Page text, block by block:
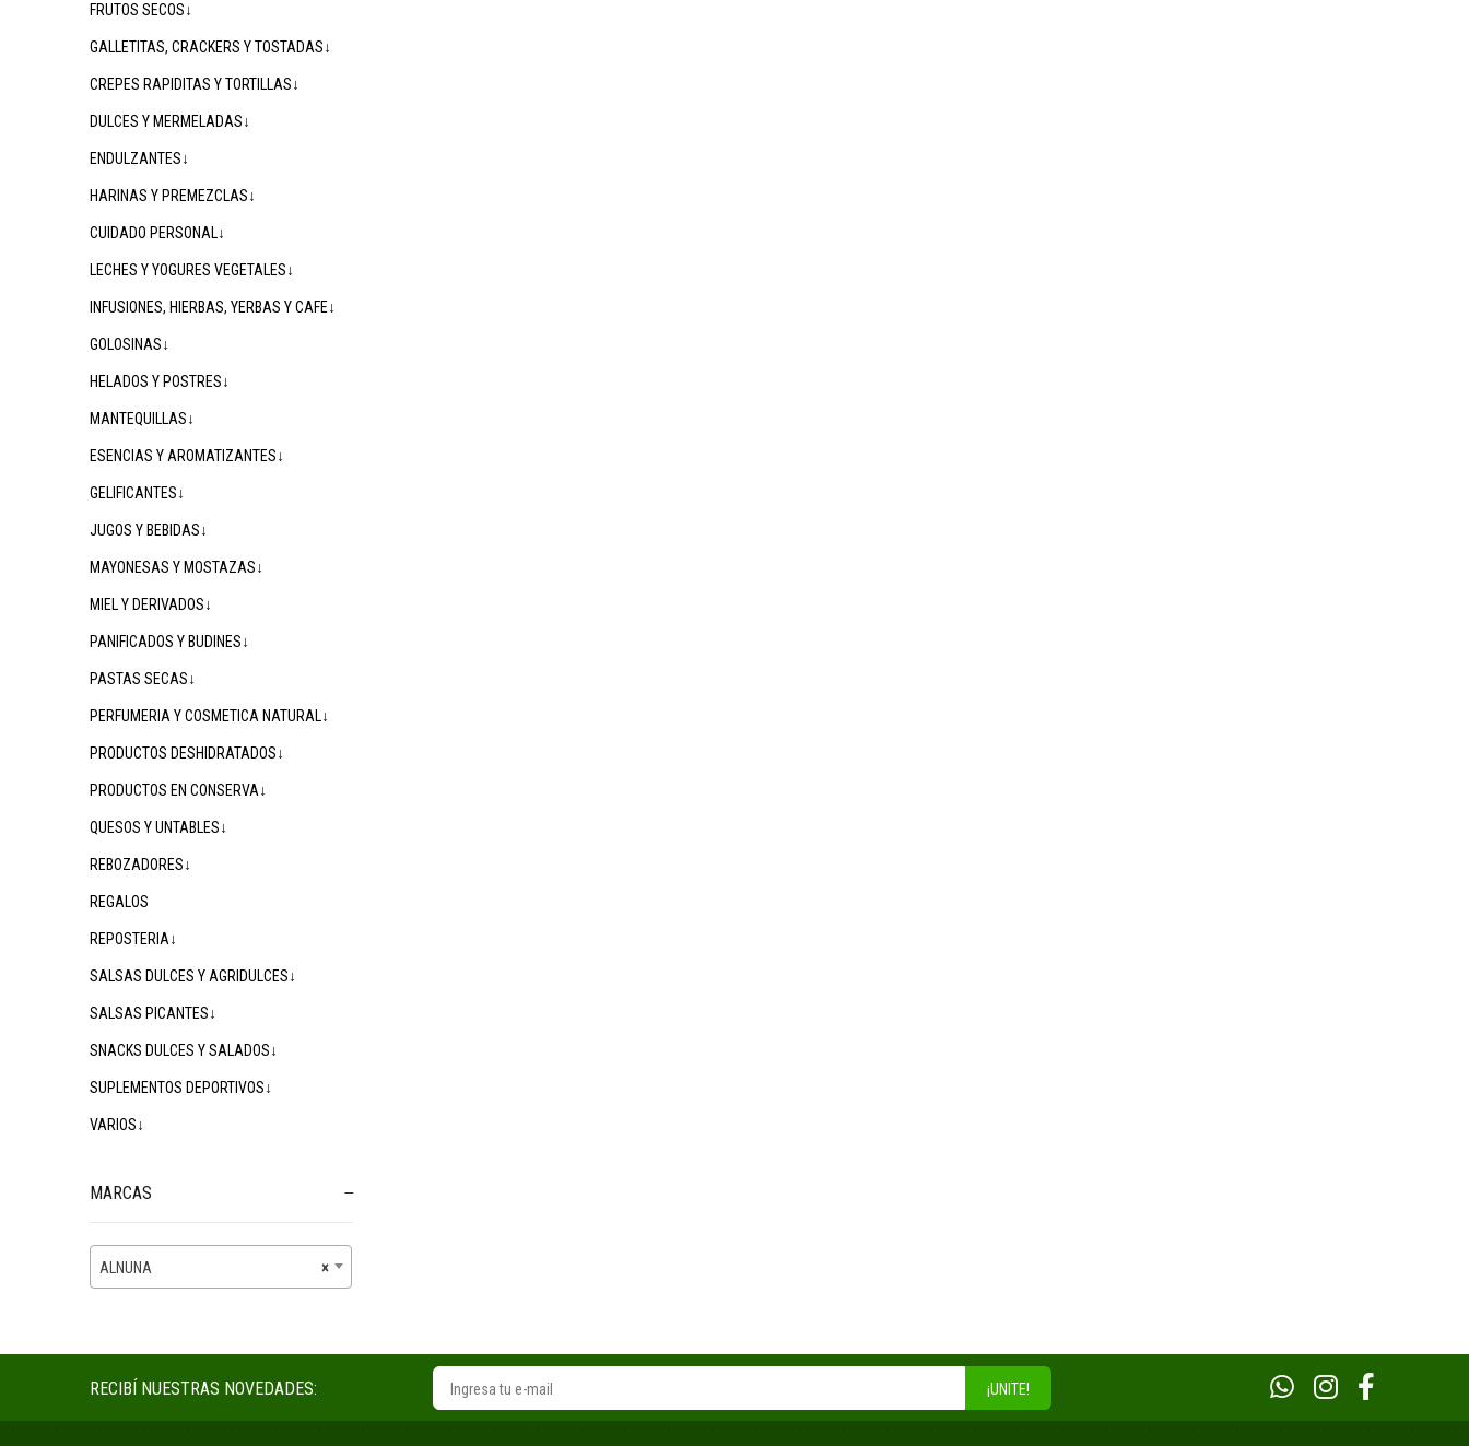
FRUTOS SECOS↓
GALLETITAS, CRACKERS Y TOSTADAS↓
CREPES RAPIDITAS Y TORTILLAS↓
DULCES Y MERMELADAS↓
ENDULZANTES↓
HARINAS Y PREMEZCLAS↓
CUIDADO PERSONAL↓
LECHES Y YOGURES VEGETALES↓
INFUSIONES, HIERBAS, YERBAS Y CAFE↓
GOLOSINAS↓
HELADOS Y POSTRES↓
MANTEQUILLAS↓
ESENCIAS Y AROMATIZANTES↓
GELIFICANTES↓
JUGOS Y BEBIDAS↓
MAYONESAS Y MOSTAZAS↓
MIEL Y DERIVADOS↓
PANIFICADOS Y BUDINES↓
PASTAS SECAS↓
PERFUMERIA Y COSMETICA NATURAL↓
PRODUCTOS DESHIDRATADOS↓
PRODUCTOS EN CONSERVA↓
QUESOS Y UNTABLES↓
REBOZADORES↓
REGALOS
REPOSTERIA↓
SALSAS DULCES Y AGRIDULCES↓
SALSAS PICANTES↓
SNACKS DULCES Y SALADOS↓
SUPLEMENTOS DEPORTIVOS↓
VARIOS↓
MARCAS
×
ALNUNA
RECIBÍ NUESTRAS NOVEDADES: ¡UNITE!